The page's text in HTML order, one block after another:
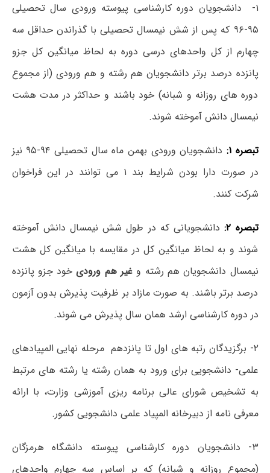
۱- دانشجویان دوره کارشناسی پیوسته ورودی سال تحصیلی
۹۵-۹۶ که پس از شش نیمسال تحصیلی با گذراندن حداقل سه
چهارم از کل واحدهای درسی دوره به لحاظ میانگین کل جزو
پانزده درصد برتر دانشجویان هم رشته و هم ورودی (از مجموع
دوره های روزانه و شبانه) خود باشند و حداکثر در مدت هشت
نیمسال دانش آموخته شوند.
تبصره ۱:
دانشجویان ورودی بهمن ماه سال تحصیلی ۹۴-۹۵ نیز
در صورت دارا بودن شرایط بند ۱ می توانند در این فراخوان
شرکت کنند.
تبصره ۲:
دانشجویانی که در طول شش نیمسال دانش آموخته
شوند و به لحاظ میانگین کل در مقایسه با میانگین کل هشت
نیمسال دانشجویان هم رشته و غیر هم ورودیخود جزو پانزده
درصد برتر باشند. به صورت مازاد بر ظرفیت پذیرش بدون آزمون
در دوره کارشناسی ارشد همان سال پذیرش می شوند.
۲- برگزیدگان رتبه های اول تا پانزدهم مرحله نهایی المپیادهای
علمی- دانشجویی برای ورود به همان رشته یا رشته های مرتبط
به تشخیص شورای عالی برنامه ریزی آموزشی وزارت، با ارائه
معرفی نامه از دبیرخانه المپیاد علمی دانشجویی کشور.
۳- دانشجویان دوره کارشناسی پیوسته دانشگاه هرمزگان
(مجموع روزانه و شبانه) که بر اساس سه چهارم واحدهای